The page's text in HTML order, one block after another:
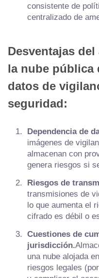
consistente de
centralizado de
Desventajas
la nube pública
datos de
seguridad:
Dependencia de
imágenes de
almacenan con
genera riesgos si
Riesgos de
transmisiones de
lo que aumenta el
cifrado es débil o
Cuestiones de
jurisdicción.
una nube alojada
riesgos legales